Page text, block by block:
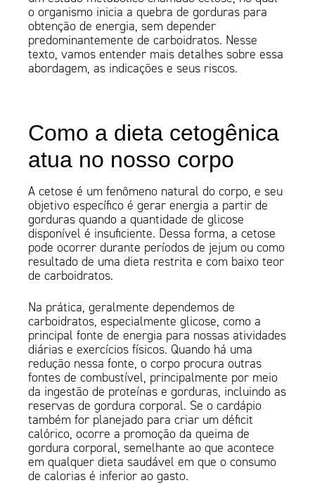
o organismo inicia a quebra de gorduras para
obtenção de energia, sem depender
predominantemente de carboidratos. Nesse
texto, vamos entender mais detalhes sobre essa
abordagem, as indicações e seus riscos.
Como a dieta cetogênica
atua no nosso corpo
A cetose é um fenômeno natural do corpo, e seu
objetivo específico é gerar energia a partir de
gorduras quando a quantidade de glicose
disponível é insuficiente. Dessa forma, a cetose
pode ocorrer durante períodos de jejum ou como
resultado de uma dieta restrita e com baixo teor
de carboidratos.
Na prática, geralmente dependemos de
carboidratos, especialmente glicose, como a
principal fonte de energia para nossas atividades
diárias e exercícios físicos. Quando há uma
redução nessa fonte, o corpo procura outras
fontes de combustível, principalmente por meio
da ingestão de proteínas e gorduras, incluindo as
reservas de gordura corporal. Se o cardápio
também for planejado para criar um déficit
calórico, ocorre a promoção da queima de
gordura corporal, semelhante ao que acontece
em qualquer dieta saudável em que o consumo
de calorias é inferior ao gasto.